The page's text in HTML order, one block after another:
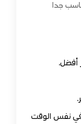
جدا
أفضل.
في نفس الوقت